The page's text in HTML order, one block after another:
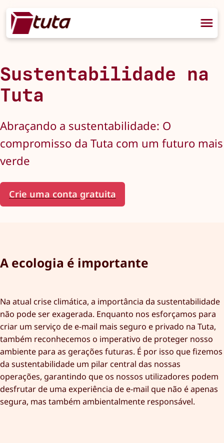
Sustentabilidade na
Tuta
Abraçando a sustentabilidade: O
compromisso da Tuta com um futuro mais
verde
Crie uma conta gratuita
A ecologia é importante
Na atual crise climática, a importância da sustentabilidade
não pode ser exagerada. Enquanto nos esforçamos para
criar um serviço de e-mail mais seguro e privado na Tuta,
também reconhecemos o imperativo de proteger nosso
ambiente para as gerações futuras. É por isso que fizemos
da sustentabilidade um pilar central das nossas
operações, garantindo que os nossos utilizadores podem
desfrutar de uma experiência de e-mail que não é apenas
segura, mas também ambientalmente responsável.